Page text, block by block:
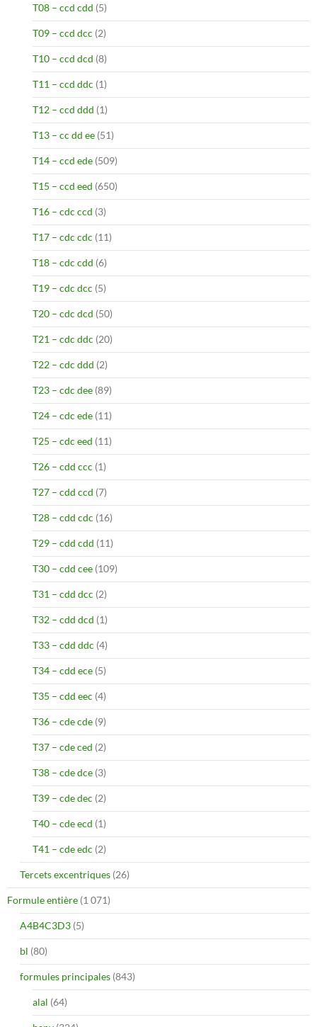
T08 – ccd cdd (5)
T09 – ccd dcc (2)
T10 – ccd dcd (8)
T11 – ccd ddc (1)
T12 – ccd ddd (1)
T13 – cc dd ee (51)
T14 – ccd ede (509)
T15 – ccd eed (650)
T16 – cdc ccd (3)
T17 – cdc cdc (11)
T18 – cdc cdd (6)
T19 – cdc dcc (5)
T20 – cdc dcd (50)
T21 – cdc ddc (20)
T22 – cdc ddd (2)
T23 – cdc dee (89)
T24 – cdc ede (11)
T25 – cdc eed (11)
T26 – cdd ccc (1)
T27 – cdd ccd (7)
T28 – cdd cdc (16)
T29 – cdd cdd (11)
T30 – cdd cee (109)
T31 – cdd dcc (2)
T32 – cdd dcd (1)
T33 – cdd ddc (4)
T34 – cdd ece (5)
T35 – cdd eec (4)
T36 – cde cde (9)
T37 – cde ced (2)
T38 – cde dce (3)
T39 – cde dec (2)
T40 – cde ecd (1)
T41 – cde edc (2)
Tercets excentriques (26)
Formule entière (1 071)
A4B4C3D3 (5)
bl (80)
formules principales (843)
alal (64)